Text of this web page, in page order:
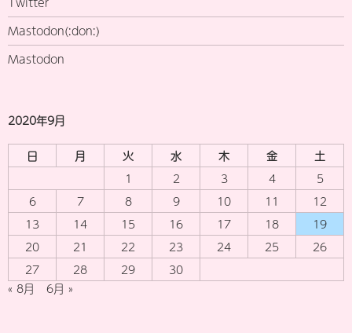
Mastodon(:don:)
Mastodon
2020年9月
日 月 火 水 木 金
土
1
2 3 4
5
6
7 8 9 10 11
12
13
14 15 16 17 18
19
20
21 22 23 24 25
26
27
28 29
30
« 8月
6月 »